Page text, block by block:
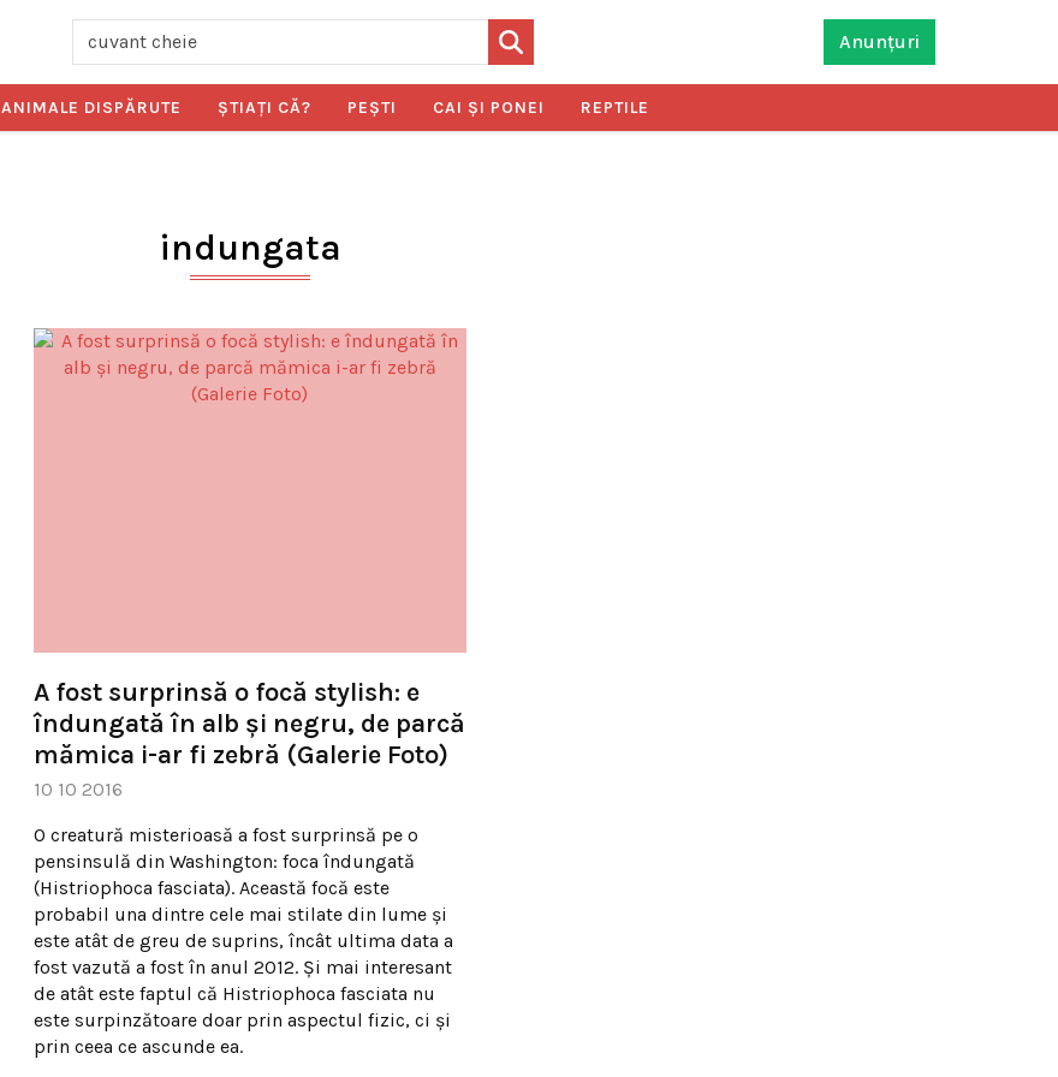
Anunțuri
ANIMALE DISPĂRUTE ŞTIAŢI CĂ? PEŞTI CAI ŞI PONEI REPTILE
indungata
A fost surprinsă o focă stylish: e
îndungată în alb şi negru, de parcă
mămica i-ar fi zebră (Galerie Foto)
10 10 2016
O creatură misterioasă a fost surprinsă pe o
pensinsulă din Washington: foca îndungată
(Histriophoca fasciata). Această focă este
probabil una dintre cele mai stilate din lume şi
este atât de greu de suprins, încât ultima data a
fost vazută a fost în anul 2012. Şi mai interesant
de atât este faptul că Histriophoca fasciata nu
este surpinzătoare doar prin aspectul fizic, ci şi
prin ceea ce ascunde ea.